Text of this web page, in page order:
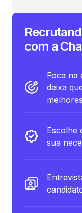
com a
Foca na
deixa
Escolhe
sua